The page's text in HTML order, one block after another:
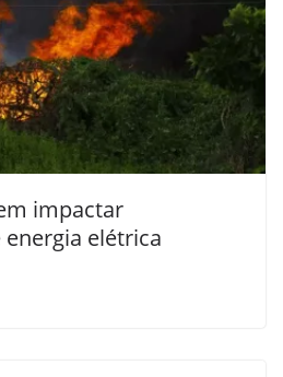
impactar
elétrica